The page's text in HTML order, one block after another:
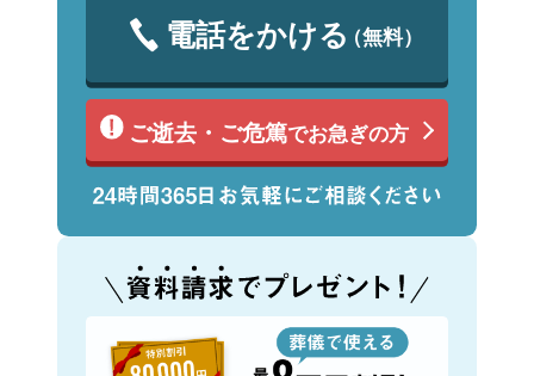
電話をかける（無料）
ご逝去・ご危篤でお急ぎの方